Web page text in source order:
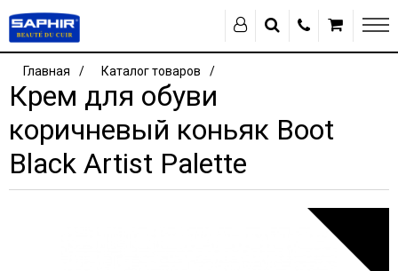
Главная Каталог товаров
Крем для обуви
коричневый коньяк Boot
Black Artist Palette